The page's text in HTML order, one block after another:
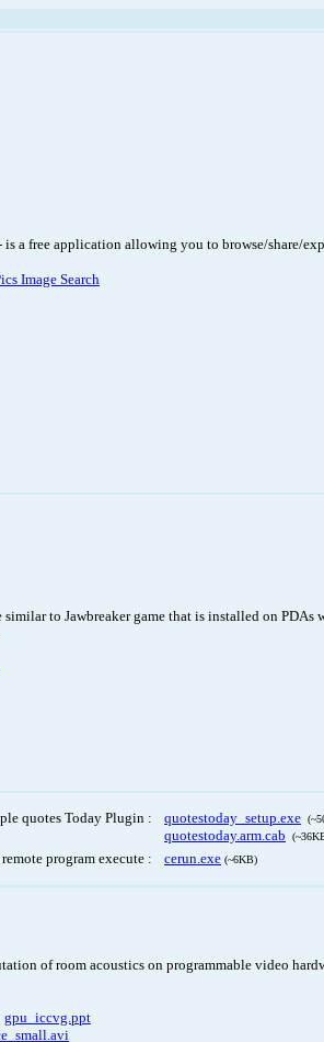
is a free application allowing you to browse/share/
Image Search
similar to Jawbreaker game that is installed on
quotes Today Plugin : quotestoday_setup.exe
quotestoday.arm.cab
program execute : cerun.exe (~6KB)
of room acoustics on programmable video
gpu_iccvg.ppt